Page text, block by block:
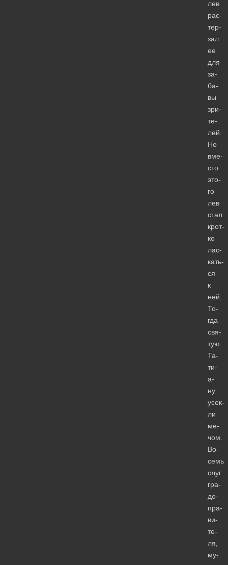
лев
рас­
тер­
зал
ее
для
за­
ба­
вы
зри­
те­
лей.
Но
вме­
сто
это­
го
лев
стал
крот­
ко
лас­
кать­
ся
к
ней.
То­
гда
свя­
тую
Та­
ти­
а­
ну
усек­
ли
ме­
чом.
Во­
семь
слуг
гра­
до­
пра­
ви­
те­
ля,
му­